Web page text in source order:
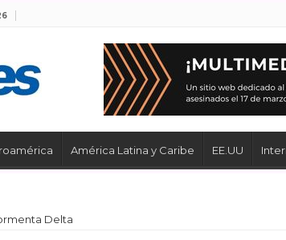
América Latina y Caribe EE.UU
Delta